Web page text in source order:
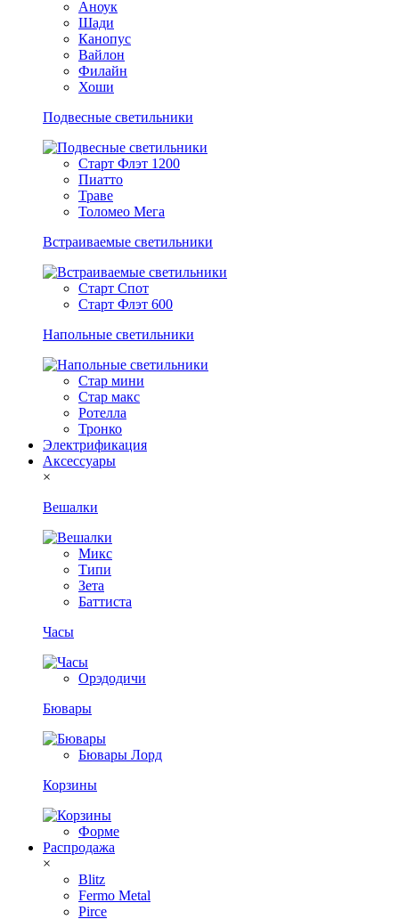
Аноук
Шади
Канопус
Вайлон
Филайн
Хоши
Подвесные светильники
Старт Флэт 1200
Пиатто
Траве
Толомео Мега
Встраиваемые светильники
Старт Спот
Старт Флэт 600
Напольные светильники
Стар мини
Стар макс
Ротелла
Тронко
Электрификация
Аксессуары
×
Вешалки
Микс
Типи
Зета
Баттиста
Часы
Орэдодичи
Бювары
Бювары Лорд
Корзины
Форме
Распродажа
×
Blitz
Fermo Metal
Pirce